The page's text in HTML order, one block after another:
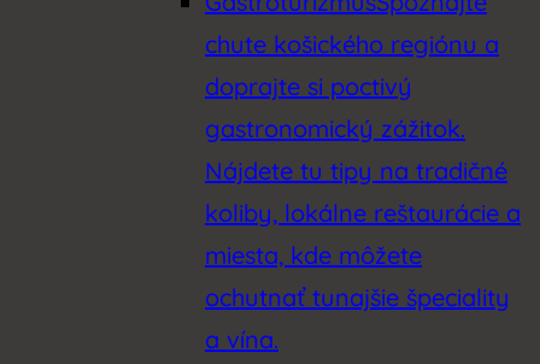
chute košického regiónu a
doprajte si poctivý
gastronomický zážitok.
Nájdete tu tipy na tradičné
koliby, lokálne reštaurácie a
miesta, kde môžete
ochutnať tunajšie špeciality
a vína.